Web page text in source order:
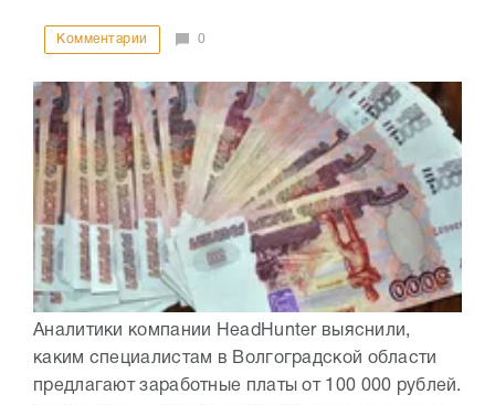
Комментарии 0
Аналитики компании HeadHunter выяснили,
каким специалистам в Волгоградской области
предлагают заработные платы от 100 000 рублей.